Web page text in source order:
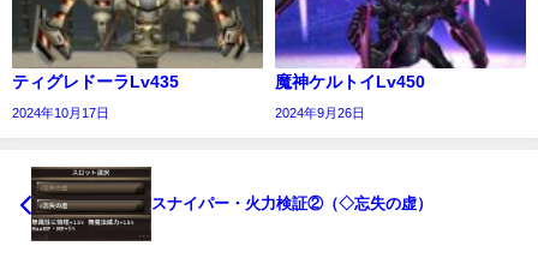
ティグレドーラLv435
2024年10月17日
魔神ケルトイLv450
2024年9月26日
スナイパー・火力検証②（◇忘失の虚）